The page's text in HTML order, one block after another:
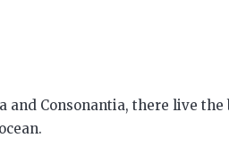
Consonantia, there live